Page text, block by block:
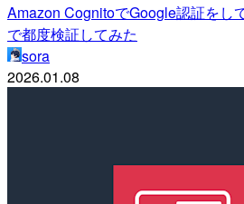
Amazon CognitoでGoogle認証をし
で都度検証してみた
sora
2026.01.08